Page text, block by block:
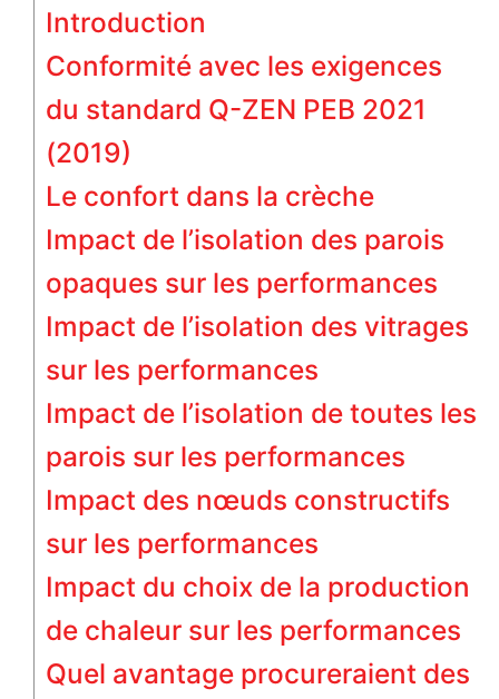
Introduction
Conformité avec les exigences
du standard Q-ZEN PEB 2021
(2019)
Le confort dans la crèche
Impact de l’isolation des parois
opaques sur les performances
Impact de l’isolation des vitrages
sur les performances
Impact de l’isolation de toutes les
parois sur les performances
Impact des nœuds constructifs
sur les performances
Impact du choix de la production
de chaleur sur les performances
Quel avantage procureraient des